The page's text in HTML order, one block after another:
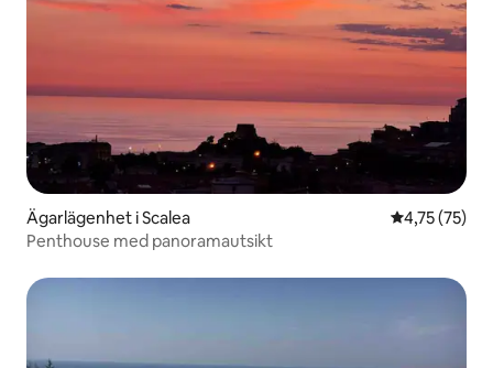
Ägarlägenhet i Scalea 4,75 av 5 i
4,75 (75)
Penthouse med panoramautsikt